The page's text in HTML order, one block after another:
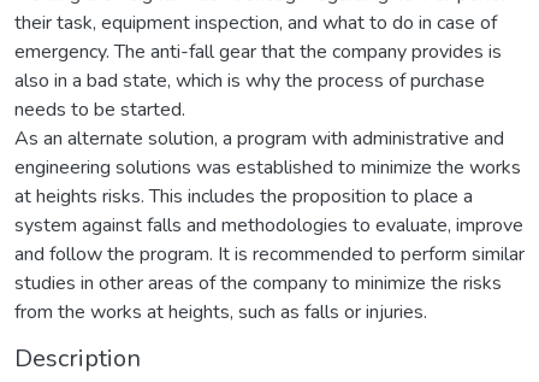
their task, equipment inspection, and what to do in case of
emergency. The anti-fall gear that the company provides is
also in a bad state, which is why the process of purchase
needs to be started.
As an alternate solution, a program with administrative and
engineering solutions was established to minimize the works
at heights risks. This includes the proposition to place a
system against falls and methodologies to evaluate, improve
and follow the program. It is recommended to perform similar
studies in other areas of the company to minimize the risks
from the works at heights, such as falls or injuries.
Description